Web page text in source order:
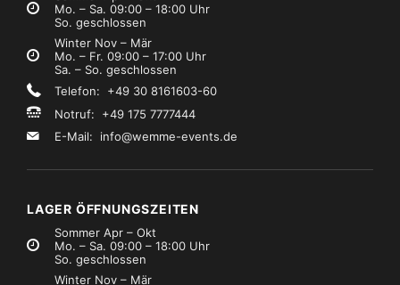
Mo. – Sa. 09:00 – 18:00 Uhr
So. geschlossen
Winter Nov – Mär
Mo. – Fr. 09:00 – 17:00 Uhr
Sa. – So. geschlossen
Telefon: +49 30 8161603-60
Notruf: +49 175 7777444
E-Mail: info@wemme-events.de
LAGER ÖFFNUNGSZEITEN
Sommer Apr – Okt
Mo. – Sa. 09:00 – 18:00 Uhr
So. geschlossen
Winter Nov – Mär